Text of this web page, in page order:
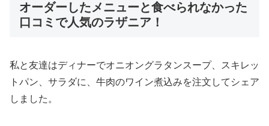
オーダーしたメニューと食べられなかった
口コミで人気のラザニア！
私と友達はディナーでオニオングラタンスープ、スキレッ
トパン、サラダに、牛肉のワイン煮込みを注文してシェア
しました。